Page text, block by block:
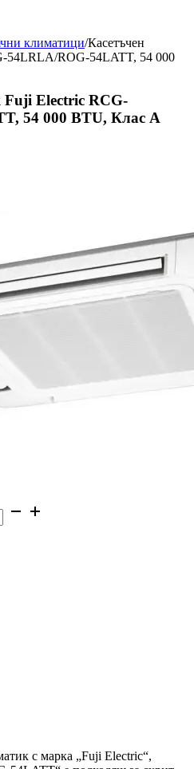
климатици/Касетъчен
54LRLA/ROG-54LATT, 54 000
Fuji Electric RCG-
54 000 BTU, Клас А
с марка „Fuji Electric“,